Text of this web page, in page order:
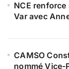
NCE
Var avec
CAMSO
nommé Vice-